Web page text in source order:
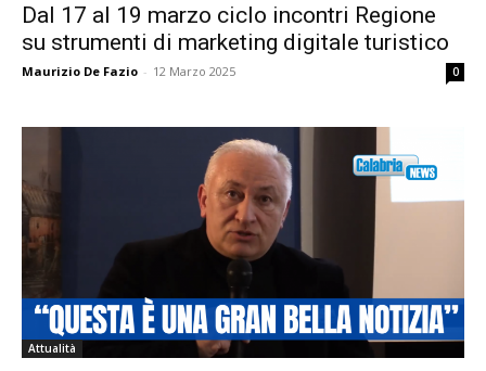
Dal 17 al 19 marzo ciclo incontri Regione
su strumenti di marketing digitale turistico
Maurizio De Fazio - 12 Marzo 2025 0
Attualità